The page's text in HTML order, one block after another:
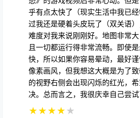
像素画风，但我想这大概是为了
的视野右侧会出现闪烁的红光，
决。总而言之，我很庆幸自己尝
★ ★★★★
Bing0Beer
哎呀，真不知道该从何说起！首
的第二关。我对这款游戏一无所知
的时候，我后悔不已，因为我从来